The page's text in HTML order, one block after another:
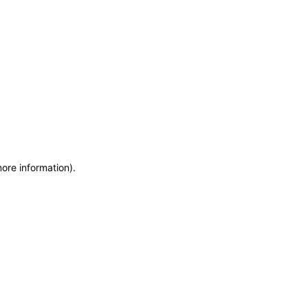
information).